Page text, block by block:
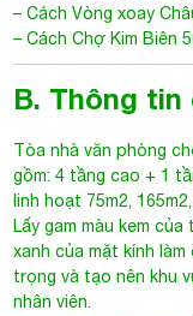
– Cách Vòng xoay
– Cách Chợ Kim Biên
B. Thông
Tòa nhà văn phòng
gồm: 4 tầng cao + 1
linh hoạt 75m2,
Lấy gam màu kem
xanh của mặt kính
trọng và tạo nên khu
nhân viên.